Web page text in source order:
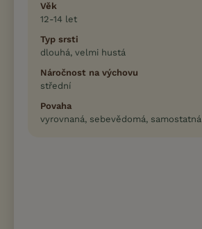
Věk
12-14 let
Typ srsti
dlouhá, velmi hustá
Náročnost na výchovu
střední
Povaha
vyrovnaná, sebevědomá, samostatná